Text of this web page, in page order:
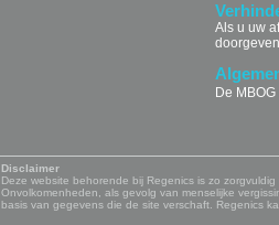
Als u uw
De MBOG
Disclaimer
Deze website behorende bij Regenics is zo
Onvolkomenheden, als gevolg van menselijke
basis van gegevens die de site verschaft. Regenics